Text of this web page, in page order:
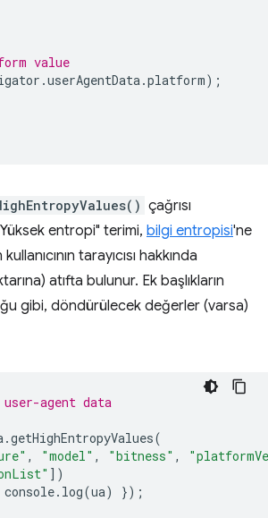
value
.userAgentData.platform);
çağrısı
entropi" terimi, bilgi entropisi'ne
tarayıcısı hakkında
atıfta bulunur. Ek başlıkların
gibi, döndürülecek değerler (varsa)
agent data
.getHighEntropyValues(
, "model" , "bitness" ,
])
console. log(ua) });